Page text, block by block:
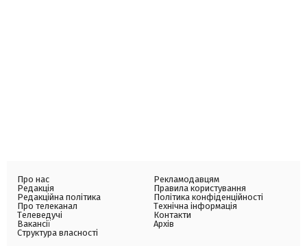
Про нас
Редакція
Редакційна політика
Про телеканал
Телеведучі
Вакансії
Структура власності
Рекламодавцям
Правила користування
Політика конфіденційності
Технічна інформація
Контакти
Архів